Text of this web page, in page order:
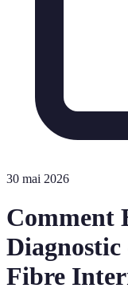
30 mai 2026
Comment
Diagnostic
Fibre